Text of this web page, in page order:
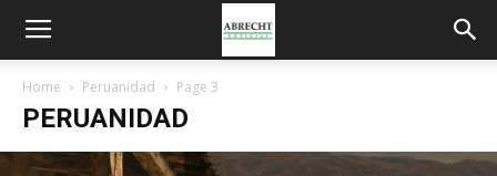
Home Peruanidad Page 3
PERUANIDAD